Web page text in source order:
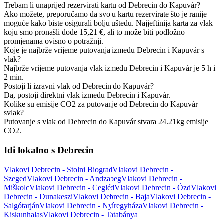
Trebam li unaprijed rezervirati kartu od Debrecin do Kapuvár?
Ako možete, preporučamo da svoju kartu rezervirate što je ranije
moguće kako biste osigurali bolju uštedu. Najjeftinija karta za vlak
koju smo pronašli dođe 15,21 €, ali to može biti podložno
promjenama ovisno o potražnji.
Koje je najbrže vrijeme putovanja između Debrecin i Kapuvár s
vlak?
Najbrže vrijeme putovanja vlak između Debrecin i Kapuvár je 5 h i
2 min.
Postoji li izravni vlak od Debrecin do Kapuvár?
Da, postoji direktni vlak između Debrecin i Kapuvár.
Kolike su emisije CO2 za putovanje od Debrecin do Kapuvár
svlak?
Putovanje s vlak od Debrecin do Kapuvár stvara 24.21kg emisije
CO2.
Idi lokalno s Debrecin
Vlakovi Debrecin - Stolni BiogradVlakovi Debrecin -
SzegedVlakovi Debrecin - AndzabegVlakovi Debrecin -
MiškolcVlakovi Debrecin - CeglédVlakovi Debrecin - ÓzdVlakovi
Debrecin - DunakesziVlakovi Debrecin - BajaVlakovi Debrecin -
SalgótarjánVlakovi Debrecin - NyíregyházaVlakovi Debrecin -
KiskunhalasVlakovi Debrecin - Tatabánya